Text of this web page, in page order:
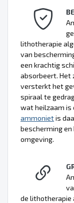
lithotherapie
van
een krachtig
absorbeert.
versterkt het
spiraal te
wat heilzaam is
ammonietis
bescherming
omgeving.
de lithotherapie